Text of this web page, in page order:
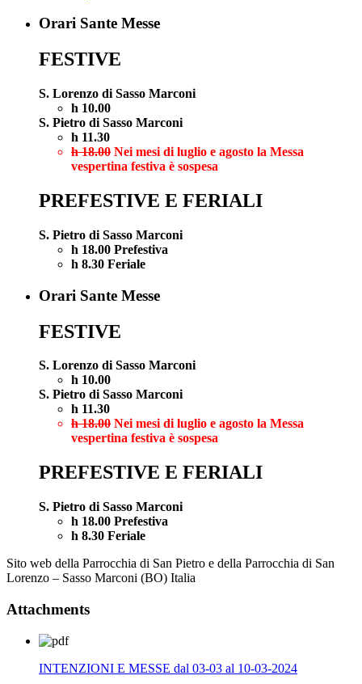
Orari Sante Messe
FESTIVE
S. Lorenzo di Sasso Marconi
h 10.00
S. Pietro di Sasso Marconi
h 11.30
h 18.00 Nei mesi di luglio e agosto la Messa
vespertina festiva è sospesa
PREFESTIVE E FERIALI
S. Pietro di Sasso Marconi
h 18.00 Prefestiva
h 8.30 Feriale
Orari Sante Messe
FESTIVE
S. Lorenzo di Sasso Marconi
h 10.00
S. Pietro di Sasso Marconi
h 11.30
h 18.00 Nei mesi di luglio e agosto la Messa
vespertina festiva è sospesa
PREFESTIVE E FERIALI
S. Pietro di Sasso Marconi
h 18.00 Prefestiva
h 8.30 Feriale
Sito web della Parrocchia di San Pietro e della Parrocchia di San
Lorenzo – Sasso Marconi (BO) Italia
Attachments
INTENZIONI E MESSE dal 03-03 al 10-03-2024